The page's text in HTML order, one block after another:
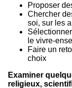
Proposer
Chercher
soi, sur les
le vivre-
Faire un
choix
Examiner
religieux,